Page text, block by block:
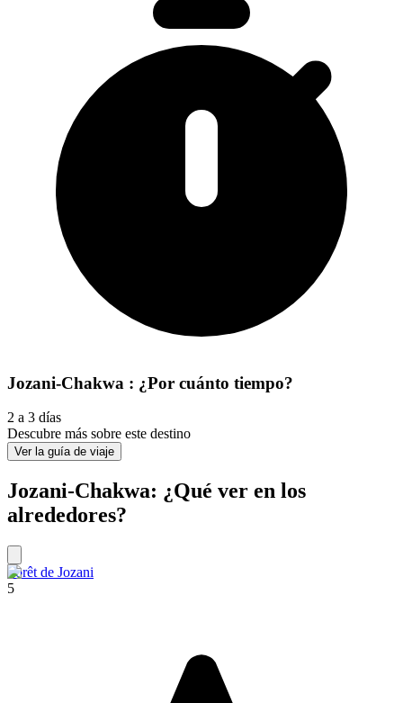
Jozani-Chakwa : ¿Por cuánto tiempo?
2 a 3 días
Descubre más sobre este destino
Ver la guía de viaje
Jozani-Chakwa: ¿Qué ver en los
alrededores?
Forêt de Jozani
5